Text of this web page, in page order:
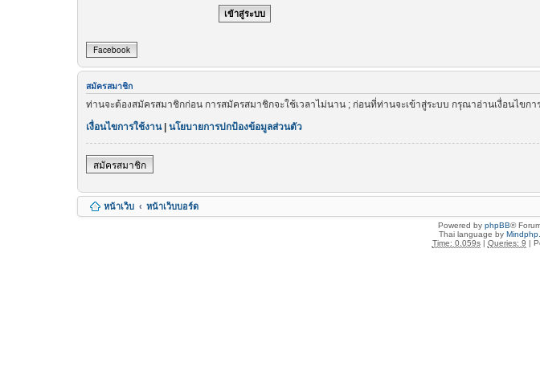
Facebook
สมัครสมาชิก
ท่านจะต้องสมัครสมาชิกก่อน การสมัครสมาชิกจะใช้เวลาไม่นาน ; ก่อนที่ท่านจะเข้าสู่ระบบ กรุณาอ่านเงื่อนไข
เงื่อนไขการใช้งาน| นโยบายการปกป้องข้อมูลส่วนตัว
สมัครสมาชิก
หน้าเว็บ หน้าเว็บบอร์ด
Powered by phpBB®
Thai language by
Time: 0.059s| Queries: 9 |